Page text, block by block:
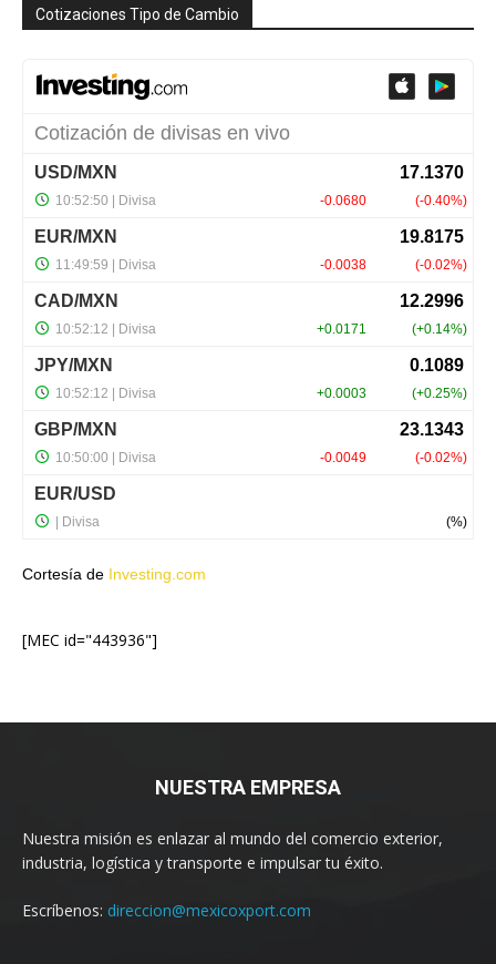
Cotizaciones Tipo de Cambio
Cortesía de Investing.com
[MEC id="443936"]
NUESTRA EMPRESA
Nuestra misión es enlazar al mundo del comercio exterior,
industria, logística y transporte e impulsar tu éxito.
Escríbenos: direccion@mexicoxport.com